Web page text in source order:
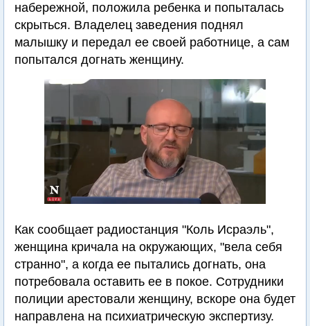
набережной, положила ребенка и попыталась
скрыться. Владелец заведения поднял
малышку и передал ее своей работнице, а сам
попытался догнать женщину.
Как сообщает радиостанция "Коль Исраэль",
женщина кричала на окружающих, "вела себя
странно", а когда ее пытались догнать, она
потребовала оставить ее в покое. Сотрудники
полиции арестовали женщину, вскоре она будет
направлена на психиатрическую экспертизу.